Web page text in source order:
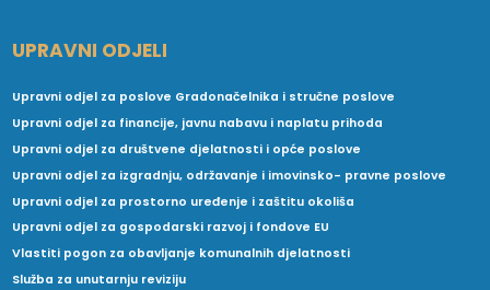
UPRAVNI ODJELI
Upravni odjel za poslove Gradonačelnika i stručne poslove
Upravni odjel za financije, javnu nabavu i naplatu prihoda
Upravni odjel za društvene djelatnosti i opće poslove
Upravni odjel za izgradnju, održavanje i imovinsko- pravne poslove
Upravni odjel za prostorno uređenje i zaštitu okoliša
Upravni odjel za gospodarski razvoj i fondove EU
Vlastiti pogon za obavljanje komunalnih djelatnosti
Služba za unutarnju reviziju